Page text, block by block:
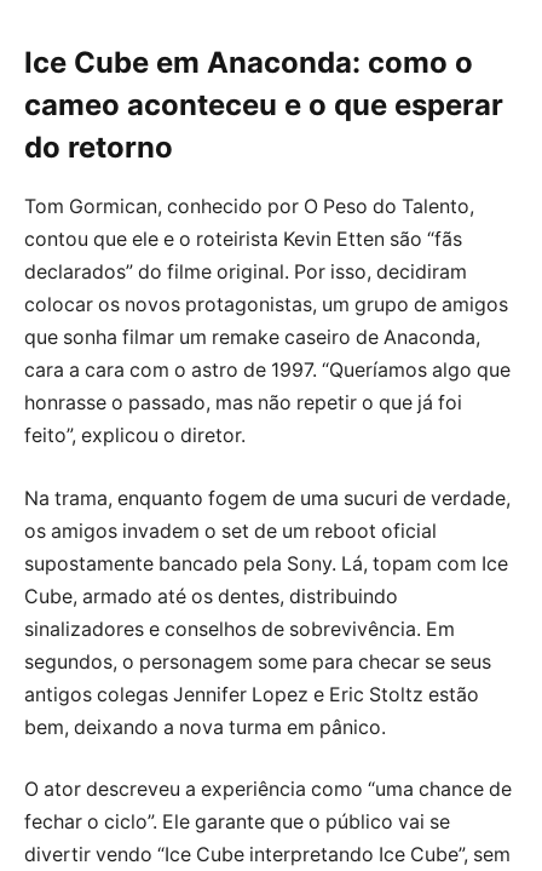
Ice Cube em Anaconda: como o
cameo aconteceu e o que esperar
do retorno
Tom Gormican, conhecido por O Peso do Talento,
contou que ele e o roteirista Kevin Etten são “fãs
declarados” do filme original. Por isso, decidiram
colocar os novos protagonistas, um grupo de amigos
que sonha filmar um remake caseiro de Anaconda,
cara a cara com o astro de 1997. “Queríamos algo que
honrasse o passado, mas não repetir o que já foi
feito”, explicou o diretor.
Na trama, enquanto fogem de uma sucuri de verdade,
os amigos invadem o set de um reboot oficial
supostamente bancado pela Sony. Lá, topam com Ice
Cube, armado até os dentes, distribuindo
sinalizadores e conselhos de sobrevivência. Em
segundos, o personagem some para checar se seus
antigos colegas Jennifer Lopez e Eric Stoltz estão
bem, deixando a nova turma em pânico.
O ator descreveu a experiência como “uma chance de
fechar o ciclo”. Ele garante que o público vai se
divertir vendo “Ice Cube interpretando Ice Cube”, sem